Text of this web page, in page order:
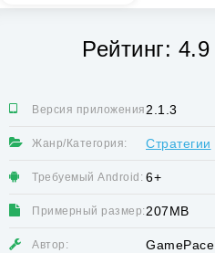
Рейтинг: 4.9
Версия приложения:2.1.3
Жанр/Категория: Стратегии
Требуемый Android: 6+
Примерный размер: 207MB
Автор: GamePace